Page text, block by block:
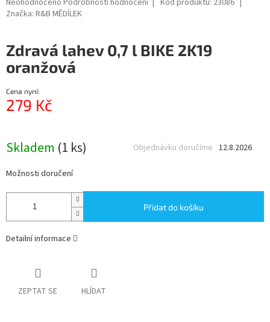
hodnocení
0,0
z
5
Neohodnoceno Podrobnosti hodnocení Kód produktu: 23086
Značka: R&B MĚDÍLEK
Zdravá lahev 0,7 l BIKE 2K19
oranžová
Cena nyní:
279 Kč
Skladem (1 ks) 12.8.2026
Objednávku doručíme
Možnosti doručení
Přidat do košíku
Detailní informace
ZEPTAT SE HLÍDAT